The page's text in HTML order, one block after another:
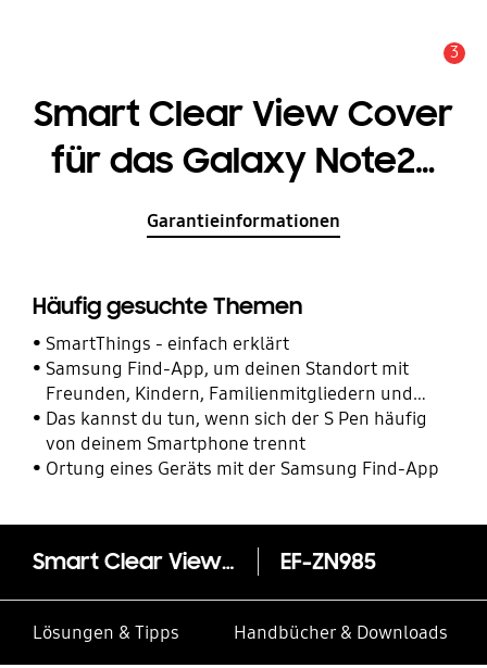
3
Smart Clear View Cover
für das Galaxy Note20
Ultra 5G
Garantieinformationen
Häufig gesuchte Themen
SmartThings - einfach erklärt
Samsung Find-App, um deinen Standort mit
Freunden, Kindern, Familienmitgliedern und
anderen Kontakten zu teilen
Das kannst du tun, wenn sich der S Pen häufig
von deinem Smartphone trennt
Ortung eines Geräts mit der Samsung Find-App
Smart Clear View Cover für das Galaxy Note20 Ultra 5G EF-ZN985
Lösungen & Tipps Handbücher & Downloads